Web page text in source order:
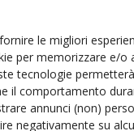
le migliori
per memorizzare e/o
tecnologie
il comportamento
annunci (non)
negativamente su
settentrionale
le quotazioni